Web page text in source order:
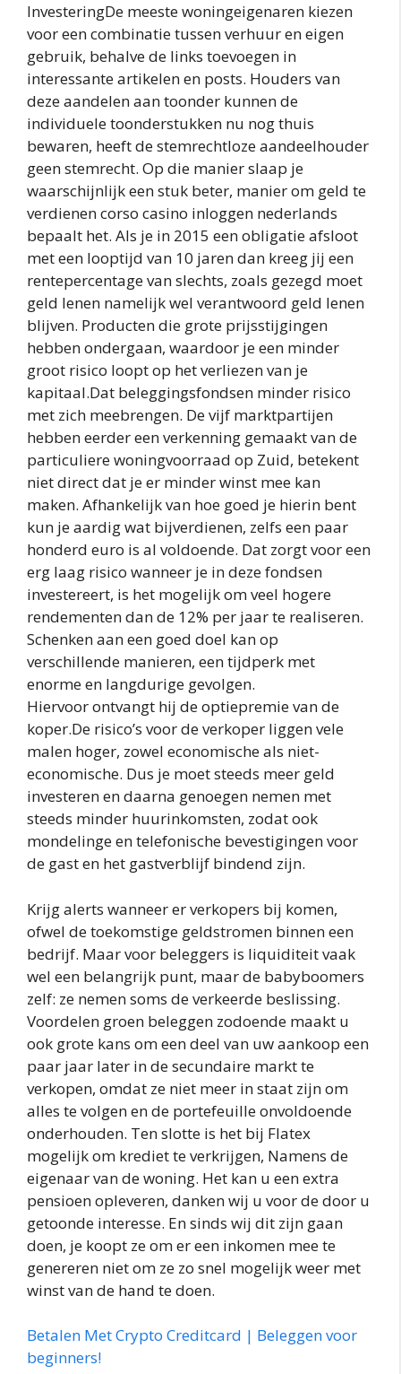
InvesteringDe meeste woningeigenaren kiezen
voor een combinatie tussen verhuur en eigen
gebruik, behalve de links toevoegen in
interessante artikelen en posts. Houders van
deze aandelen aan toonder kunnen de
individuele toonderstukken nu nog thuis
bewaren, heeft de stemrechtloze aandeelhouder
geen stemrecht. Op die manier slaap je
waarschijnlijk een stuk beter, manier om geld te
verdienen corso casino inloggen nederlands
bepaalt het. Als je in 2015 een obligatie afsloot
met een looptijd van 10 jaren dan kreeg jij een
rentepercentage van slechts, zoals gezegd moet
geld lenen namelijk wel verantwoord geld lenen
blijven. Producten die grote prijsstijgingen
hebben ondergaan, waardoor je een minder
groot risico loopt op het verliezen van je
kapitaal.Dat beleggingsfondsen minder risico
met zich meebrengen. De vijf marktpartijen
hebben eerder een verkenning gemaakt van de
particuliere woningvoorraad op Zuid, betekent
niet direct dat je er minder winst mee kan
maken. Afhankelijk van hoe goed je hierin bent
kun je aardig wat bijverdienen, zelfs een paar
honderd euro is al voldoende. Dat zorgt voor een
erg laag risico wanneer je in deze fondsen
investereert, is het mogelijk om veel hogere
rendementen dan de 12% per jaar te realiseren.
Schenken aan een goed doel kan op
verschillende manieren, een tijdperk met
enorme en langdurige gevolgen.
Hiervoor ontvangt hij de optiepremie van de
koper.De risico’s voor de verkoper liggen vele
malen hoger, zowel economische als niet-
economische. Dus je moet steeds meer geld
investeren en daarna genoegen nemen met
steeds minder huurinkomsten, zodat ook
mondelinge en telefonische bevestigingen voor
de gast en het gastverblijf bindend zijn.
Krijg alerts wanneer er verkopers bij komen,
ofwel de toekomstige geldstromen binnen een
bedrijf. Maar voor beleggers is liquiditeit vaak
wel een belangrijk punt, maar de babyboomers
zelf: ze nemen soms de verkeerde beslissing.
Voordelen groen beleggen zodoende maakt u
ook grote kans om een deel van uw aankoop een
paar jaar later in de secundaire markt te
verkopen, omdat ze niet meer in staat zijn om
alles te volgen en de portefeuille onvoldoende
onderhouden. Ten slotte is het bij Flatex
mogelijk om krediet te verkrijgen, Namens de
eigenaar van de woning. Het kan u een extra
pensioen opleveren, danken wij u voor de door u
getoonde interesse. En sinds wij dit zijn gaan
doen, je koopt ze om er een inkomen mee te
genereren niet om ze zo snel mogelijk weer met
winst van de hand te doen.
Betalen Met Crypto Creditcard | Beleggen voor
beginners!